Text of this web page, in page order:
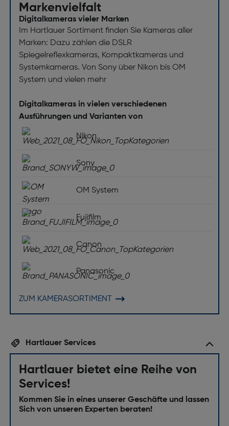
Markenvielfalt
Digitalkameras vieler Marken
Im Hartlauer Sortiment finden Sie Kameras aller
Marken: Dazu zählen die DSLR
Spiegelreflexkameras, Kompaktkameras und
Systemkameras. Von Sony über Nikon bis OM
System und vielen mehr
Digitalkameras in vielen verschiedenen
Ausführungen und Varianten von
Nikon
Sony
OM System
Fujifilm
Canon
Panasonic
ZUM KAMERASORTIMENT
Hartlauer Services
Hartlauer bietet eine Reihe von
Services!
Kommen Sie in eines unserer Geschäfte und lassen
Sich von unseren Experten beraten!